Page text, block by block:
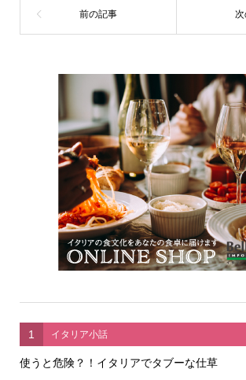
1 イタリア小話
使うと危険？！イタリアでタブーな仕草